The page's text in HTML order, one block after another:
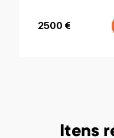
2500 €
Itens